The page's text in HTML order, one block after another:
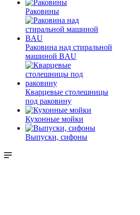
Раковины
Раковина над стиральной
машиной BAU
Кварцевые столешницы
под раковину
Кухонные мойки
Выпуски, сифоны